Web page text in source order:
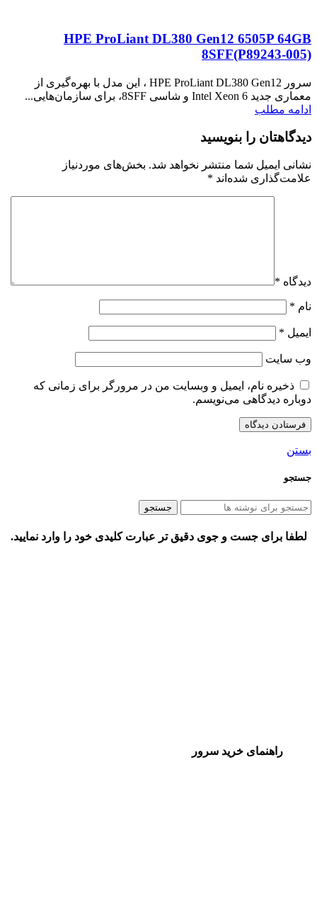
HPE ProLiant DL380 Gen12 6505P 64GB
8SFF(P89243‑005)
سرور HPE ProLiant DL380 Gen12 ، این مدل با بهره‌گیری از
معماری جدید Intel Xeon 6 و شاسی 8SFF، برای سازمان‌هایی...
ادامه مطلب
دیدگاهتان را بنویسید
نشانی ایمیل شما منتشر نخواهد شد. بخش‌های موردنیاز
علامت‌گذاری شده‌اند *
دیدگاه *
نام *
ایمیل *
وب‌ سایت
ذخیره نام، ایمیل و وبسایت من در مرورگر برای زمانی که
دوباره دیدگاهی می‌نویسم.
بستن
جستجو
جستجو
لطفا برای جست و جوی دقیق تر عبارت کلیدی خود را وارد نمایید.
راهنمای خرید سرور